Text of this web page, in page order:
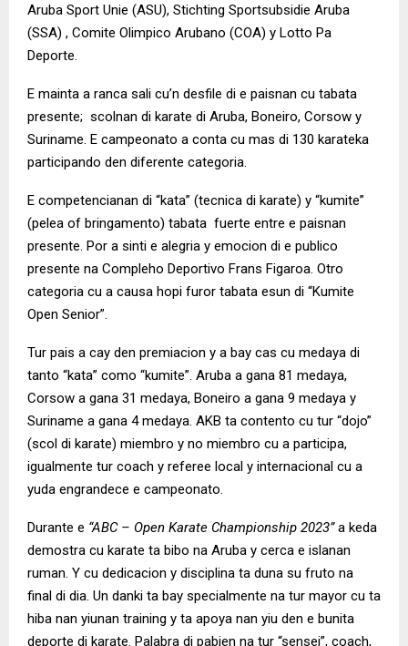
Aruba Sport Unie (ASU), Stichting Sportsubsidie Aruba
(SSA) , Comite Olimpico Arubano (COA) y Lotto Pa
Deporte.
E mainta a ranca sali cu’n desfile di e paisnan cu tabata
presente; scolnan di karate di Aruba, Boneiro, Corsow y
Suriname. E campeonato a conta cu mas di 130 karateka
participando den diferente categoria.
E competencianan di “kata” (tecnica di karate) y “kumite”
(pelea of bringamento) tabata fuerte entre e paisnan
presente. Por a sinti e alegria y emocion di e publico
presente na Compleho Deportivo Frans Figaroa. Otro
categoria cu a causa hopi furor tabata esun di “Kumite
Open Senior”.
Tur pais a cay den premiacion y a bay cas cu medaya di
tanto “kata” como “kumite”. Aruba a gana 81 medaya,
Corsow a gana 31 medaya, Boneiro a gana 9 medaya y
Suriname a gana 4 medaya. AKB ta contento cu tur “dojo”
(scol di karate) miembro y no miembro cu a participa,
igualmente tur coach y referee local y internacional cu a
yuda engrandece e campeonato.
Durante e “ABC – Open Karate Championship 2023”a keda
demostra cu karate ta bibo na Aruba y cerca e islanan
ruman. Y cu dedicacion y disciplina ta duna su fruto na
final di dia. Un danki ta bay specialmente na tur mayor cu ta
hiba nan yiunan training y ta apoya nan yiu den e bunita
deporte di karate. Palabra di pabien na tur “sensei”, coach,